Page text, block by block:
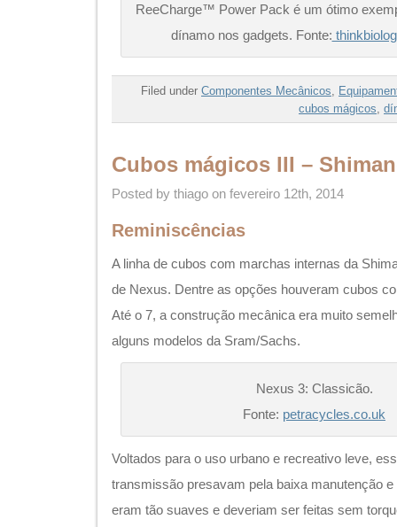
ReeCharge™ Power Pack é um ótimo
dínamo nos gadgets. Fonte:
Filed under Componentes Mecânicos,
cubos mágicos,
Cubos mágicos III –
Posted by thiago on fevereiro 12th, 2014
Reminiscências
A linha de cubos com marchas internas da
de Nexus. Dentre as opções houveram cubos
Até o 7, a construção mecânica era muito
alguns modelos da Sram/Sachs.
Nexus 3: Classicão.
Fonte: petracycles.co.uk
Voltados para o uso urbano e recreativo leve,
transmissão presavam pela baixa manutenção
eram tão suaves e deveriam ser feitas sem